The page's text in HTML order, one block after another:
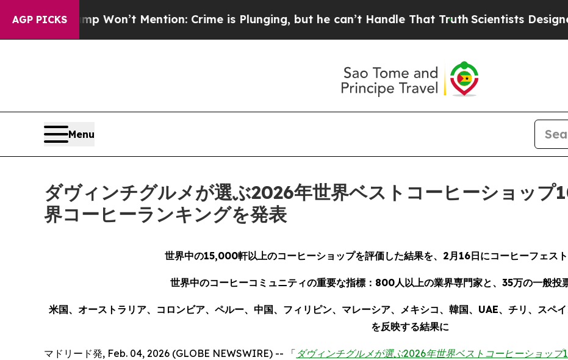
AGP PICKSWon’t Mention: Crime is Plunging, but he can’t Handle That Truth Scientists Designed a
Menu
ダヴィンチグルメが選ぶ2026年世界ベストコーヒーショップ
界コーヒーランキングを発表
世界中の15,000軒以上のコーヒーショップを評価した結果を、 2月16日にコーヒーフェス
世界中のコーヒーコミュニティの重要な指標： 800人以上の業界専門家と、 35万の一般投
米国、オーストラリア、コロンビア、ペルー、中国、フィリピン、マレーシア、メキシコ、韓国、 UAE、チリ、スペ
を反映する結果に
マドリード発, Feb. 04, 2026 (GLOBE NEWSWIRE) -- 「 ダヴィンチグルメが選ぶ2026年世界ベストコーヒーショップ